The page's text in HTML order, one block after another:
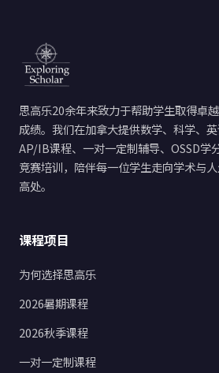
思高乐20余年来致力于帮助学生取得卓
成绩。我们在加拿大提供数学、科学、英
AP/IB课程、一对一定制辅导、OSSD学
竞赛培训，陪伴每一位学生走向学术与
高处。
课程项目
为何选择思高乐
2026暑期课程
2026秋季课程
一对一定制课程